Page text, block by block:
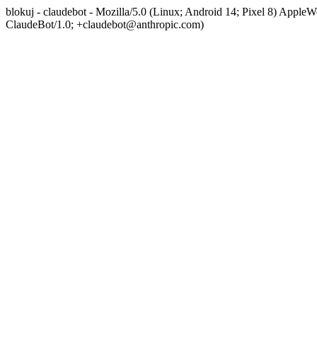
blokuj - claudebot - Mozilla/5.0 (Linux; Android 14; Pixel 8)
ClaudeBot/1.0; +claudebot@anthropic.com)